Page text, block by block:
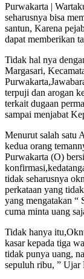
Purwakarta |
seharusnya bisa
santun, Karena
dapat memberikan
Tidak hal nya
Margasari,
terpuji dan arogan
terkait dugaan
sampai menjabat
Menurut salah satu
kedua orang
Purwakarta (O)
tidak seharusnya
perkataan yang
yang mengatakan “
cuma minta uang
Tidak hanya
kasar kepada tiga
tidak punya uang,
sepuluh ribu, ” Ujar